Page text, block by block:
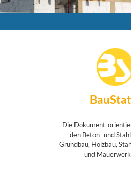
Die Dokument-
den Beton- und
Grundbau, Holzbau,
und